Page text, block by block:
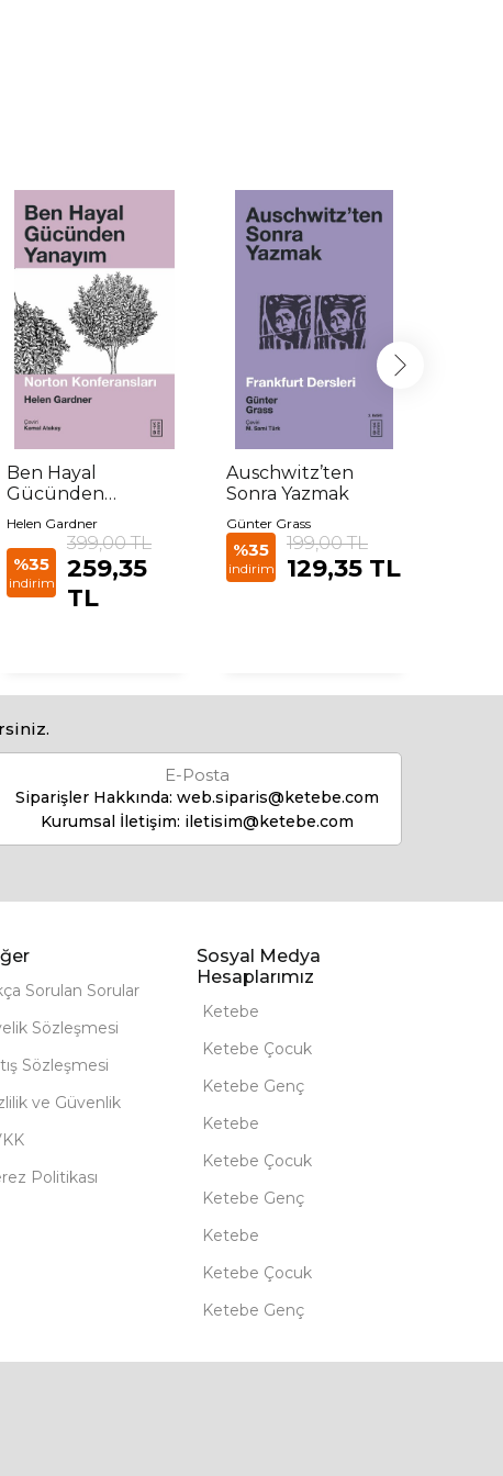
Ben Hayal
Gücünden
Yanayım
Helen Gardner
%35
indirim
399,00 TL
259,35
TL
Auschwitz’ten
Sonra Yazmak
Günter Grass
%35
indirim
199,00 TL
129,35 TL
E-Posta
Siparişler Hakkında: web.siparis@ketebe.com
Kurumsal İletişim: iletisim@ketebe.com
Sorulan Sorular
Sözleşmesi
Sözleşmesi
ve Güvenlik
Politikası
Sosyal Medya
Hesaplarımız
Ketebe
Ketebe Çocuk
Ketebe Genç
Ketebe
Ketebe Çocuk
Ketebe Genç
Ketebe
Ketebe Çocuk
Ketebe Genç